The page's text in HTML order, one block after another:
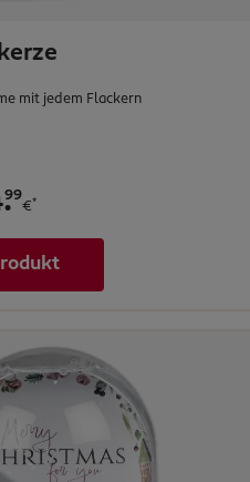
mit jedem Flackern
.
99
€*